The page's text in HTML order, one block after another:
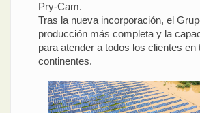
Pry-Cam.
Tras la nueva incorporación, el
producción más completa y la
para atender a todos los clientes en
continentes.